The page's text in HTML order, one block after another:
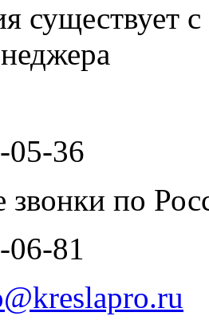
существует
05-36
звонки по
06-81